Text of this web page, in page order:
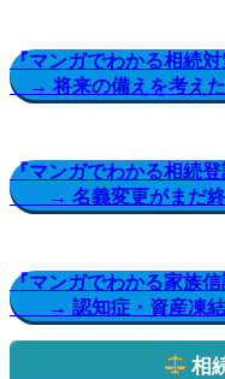
『マンガでわかる相続対
→ 将来の備えを考えた
『マンガでわかる相続登
→ 名義変更がまだ終
『マンガでわかる家族信
→ 認知症・資産凍結
相